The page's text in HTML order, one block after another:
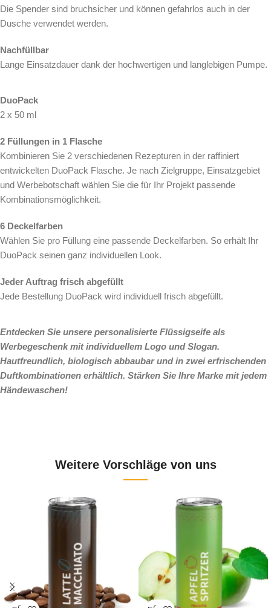
Die Spender sind bruchsicher und können gefahrlos auch in der
Dusche verwendet werden.
Nachfüllbar
Lange Einsatzdauer dank der hochwertigen und langlebigen Pumpe.
DuoPack
2 x 50 ml
2 Füllungen in 1 Flasche
Kombinieren Sie 2 verschiedenen Rezepturen in der raffiniert
entwickelten DuoPack Flasche. Je nach Zielgruppe, Einsatzgebiet
und Werbebotschaft wählen Sie die für Ihr Projekt passende
Kombinationsmöglichkeit.
6 Deckelfarben
Wählen Sie pro Füllung eine passende Deckelfarben. So erhält Ihr
DuoPack seinen ganz individuellen Look.
Jeder Auftrag frisch abgefüllt
Jede Bestellung DuoPack wird individuell frisch abgefüllt.
Entdecken Sie unsere personalisierte Flüssigseife als
Werbegeschenk mit individuellem Logo und Slogan.
Hautfreundlich, biologisch abbaubar und in zwei erfrischenden
Duftkombinationen erhältlich. Stärken Sie Ihre Marke mit jedem
Händewaschen!
Weitere Vorschläge von uns